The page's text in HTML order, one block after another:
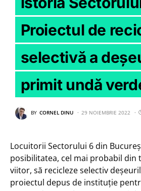
Proiectul de
selectivă a
primit undă
BY CORNEL DINU 29 NOIEMBRIE 2022
Locuitorii Sectorului 6 din
posibilitatea, cel mai probabil din
viitor, să recicleze selectiv
proiectul depus de instituție